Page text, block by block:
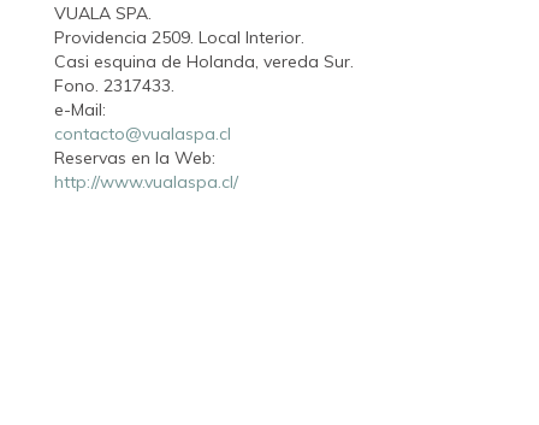
VUALA SPA.
Providencia 2509. Local Interior.
Casi esquina de Holanda, vereda Sur.
Fono. 2317433.
e-Mail:
contacto@vualaspa.cl
Reservas en la Web:
http://www.vualaspa.cl/